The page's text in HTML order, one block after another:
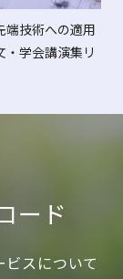
端技術への適用
・学会講演集リ
ード
スについて